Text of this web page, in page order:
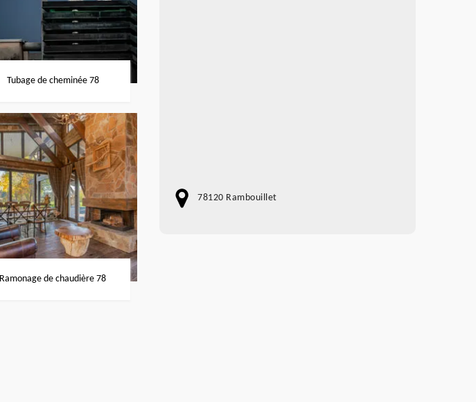
Tubage de cheminée 78
Ramonage de chaudière 78
78120 Rambouillet